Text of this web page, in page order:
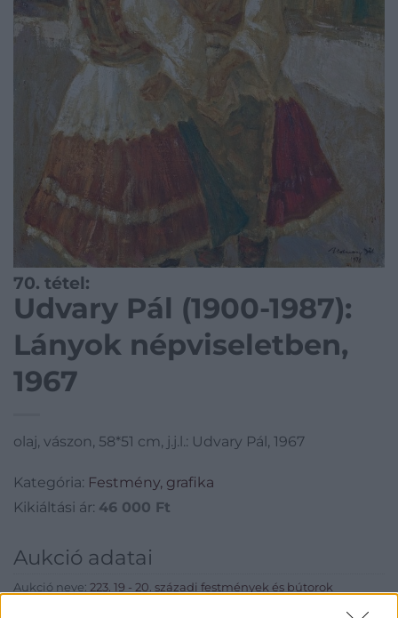
70. tétel:
Udvary Pál (1900-1987):
Lányok népviseletben,
1967
olaj, vászon, 58*51 cm, j.j.l.: Udvary Pál, 1967
Kategória: Festmény, grafika
Kikiáltási ár: 46 000 Ft
Aukció adatai
Aukció neve: 223. 19 - 20. századi festmények és bútorok